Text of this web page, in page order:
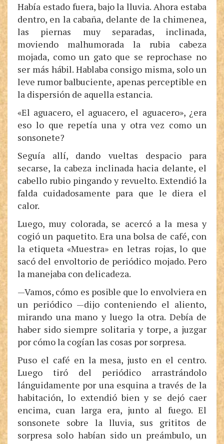
Había estado fuera, bajo la lluvia. Ahora estaba
dentro, en la cabaña, delante de la chimenea,
las piernas muy separadas, inclinada,
moviendo malhumorada la rubia cabeza
mojada, como un gato que se reprochase no
ser más hábil. Hablaba consigo misma, solo un
leve rumor balbuciente, apenas perceptible en
la dispersión de aquella estancia.
«El aguacero, el aguacero, el aguacero», ¿era
eso lo que repetía una y otra vez como un
sonsonete?
Seguía allí, dando vueltas despacio para
secarse, la cabeza inclinada hacia delante, el
cabello rubio pingando y revuelto. Extendió la
falda cuidadosamente para que le diera el
calor.
Luego, muy colorada, se acercó a la mesa y
cogió un paquetito. Era una bolsa de café, con
la etiqueta «Muestra» en letras rojas, lo que
sacó del envoltorio de periódico mojado. Pero
la manejaba con delicadeza.
—Vamos, cómo es posible que lo envolviera en
un periódico —dijo conteniendo el aliento,
mirando una mano y luego la otra. Debía de
haber sido siempre solitaria y torpe, a juzgar
por cómo la cogían las cosas por sorpresa.
Puso el café en la mesa, justo en el centro.
Luego tiró del periódico arrastrándolo
lánguidamente por una esquina a través de la
habitación, lo extendió bien y se dejó caer
encima, cuan larga era, junto al fuego. El
sonsonete sobre la lluvia, sus grititos de
sorpresa solo habían sido un preámbulo, un